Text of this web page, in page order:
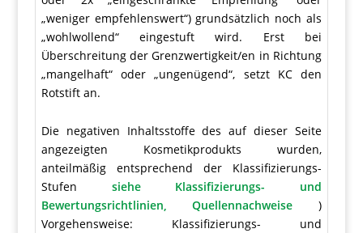
„weniger empfehlenswert“) grundsätzlich noch als
„wohlwollend“ eingestuft wird. Erst bei
Überschreitung der Grenzwertigkeit/en in Richtung
„mangelhaft“ oder „ungenügend“, setzt KC den
Rotstift an.
Die negativen Inhaltsstoffe des auf dieser Seite
angezeigten Kosmetikprodukts wurden,
anteilmäßig entsprechend der Klassifizierungs-
Stufen siehe Klassifizierungs- und
Bewertungsrichtlinien, Quellennachweise)
Vorgehensweise: Klassifizierungs- und